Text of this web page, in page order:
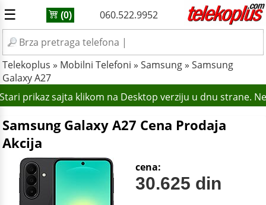
☰ (0) 060.522.9952
Telekoplus » Mobilni Telefoni » Samsung» Samsung
Galaxy A27
prikaz sajta klikom na Desktop verziju u dnu strane.
Samsung Galaxy A27 Cena Prodaja
Akcija
cena:
30.625 din